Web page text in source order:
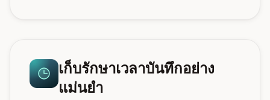
เก็บรักษาเวลาบันทึกอย่าง
แม่นยำ